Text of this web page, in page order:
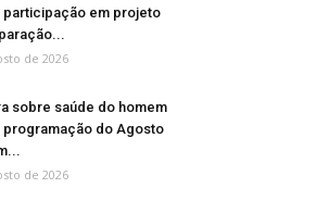
participação em projeto
de 2026
sobre saúde do homem
programação do Agosto
de 2026